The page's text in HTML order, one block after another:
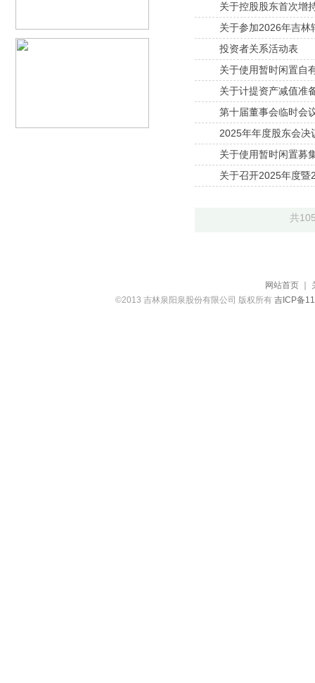
关于控股股东首次增
关于参加2026年吉林
投资者关系活动表
关于使用暂时闲置自
关于计提资产减值准
第十届董事会临时会
2025年年度股东会决
关于使用暂时闲置募
关于召开2025年度暨
共
网站首页
©2013 吉林泉阳泉股份有限公司 版权所有吉ICP备